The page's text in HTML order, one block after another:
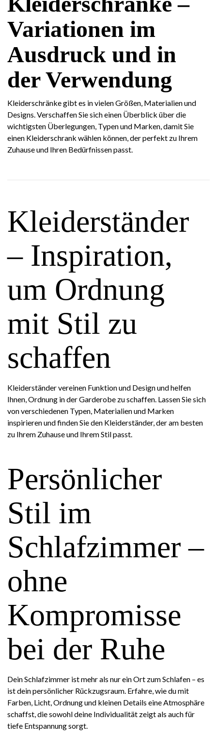
Variationen im
Ausdruck und in
der Verwendung
Kleiderschränke gibt es in vielen Größen, Materialien und
Designs. Verschaffen Sie sich einen Überblick über die
wichtigsten Überlegungen, Typen und Marken, damit Sie
einen Kleiderschrank wählen können, der perfekt zu Ihrem
Zuhause und Ihren Bedürfnissen passt.
Kleiderständer
– Inspiration,
um Ordnung
mit Stil zu
schaffen
Kleiderständer vereinen Funktion und Design und helfen
Ihnen, Ordnung in der Garderobe zu schaffen. Lassen Sie sich
von verschiedenen Typen, Materialien und Marken
inspirieren und finden Sie den Kleiderständer, der am besten
zu Ihrem Zuhause und Ihrem Stil passt.
Persönlicher
Stil im
Schlafzimmer –
ohne
Kompromisse
bei der Ruhe
Dein Schlafzimmer ist mehr als nur ein Ort zum Schlafen – es
ist dein persönlicher Rückzugsraum. Erfahre, wie du mit
Farben, Licht, Ordnung und kleinen Details eine Atmosphäre
schaffst, die sowohl deine Individualität zeigt als auch für
tiefe Entspannung sorgt.